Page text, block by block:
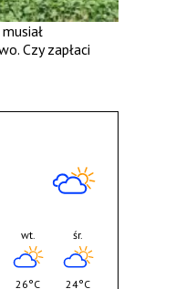
Czy zapłaci
wt.
26°C
śr.
24°C